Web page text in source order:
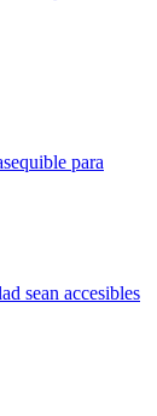
para
sean accesibles